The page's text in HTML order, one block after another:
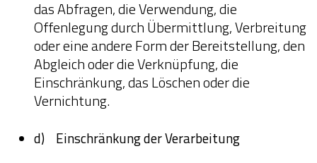
das Abfragen, die Verwendung, die
Offenlegung durch Übermittlung, Verbreitung
oder eine andere Form der Bereitstellung, den
Abgleich oder die Verknüpfung, die
Einschränkung, das Löschen oder die
Vernichtung.
d) Einschränkung der Verarbeitung